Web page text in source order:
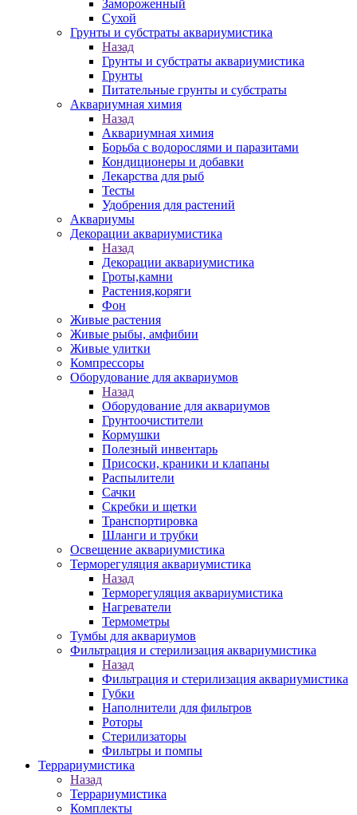
Замороженный
Сухой
Грунты и субстраты аквариумистика
Назад
Грунты и субстраты аквариумистика
Грунты
Питательные грунты и субстраты
Аквариумная химия
Назад
Аквариумная химия
Борьба с водорослями и паразитами
Кондиционеры и добавки
Лекарства для рыб
Тесты
Удобрения для растений
Аквариумы
Декорации аквариумистика
Назад
Декорации аквариумистика
Гроты,камни
Растения,коряги
Фон
Живые растения
Живые рыбы, амфибии
Живые улитки
Компрессоры
Оборудование для аквариумов
Назад
Оборудование для аквариумов
Грунтоочистители
Кормушки
Полезный инвентарь
Присоски, краники и клапаны
Распылители
Сачки
Скребки и щетки
Транспортировка
Шланги и трубки
Освещение аквариумистика
Терморегуляция аквариумистика
Назад
Терморегуляция аквариумистика
Нагреватели
Термометры
Тумбы для аквариумов
Фильтрация и стерилизация аквариумистика
Назад
Фильтрация и стерилизация аквариумистика
Губки
Наполнители для фильтров
Роторы
Стерилизаторы
Фильтры и помпы
Террариумистика
Назад
Террариумистика
Комплекты